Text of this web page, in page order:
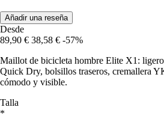
Añadir una reseña
Desde
89,90 € 38,58 € -57%
Maillot de bicicleta hombre Elite X1:
Quick Dry, bolsillos traseros, cremallera
cómodo y visible.
Talla
*